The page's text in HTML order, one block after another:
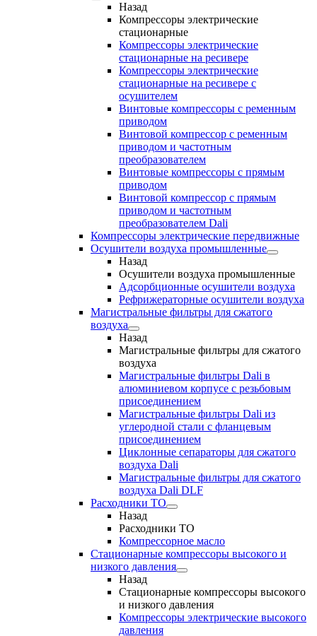
Назад
Компрессоры электрические
стационарные
Компрессоры электрические
стационарные на ресивере
Компрессоры электрические
стационарные на ресивере с
осушителем
Винтовые компрессоры с ременным
приводом
Винтовой компрессор с ременным
приводом и частотным
преобразователем
Винтовые компрессоры с прямым
приводом
Винтовой компрессор с прямым
приводом и частотным
преобразователем Dali
Компрессоры электрические передвижные
Осушители воздуха промышленные
Назад
Осушители воздуха промышленные
Адсорбционные осушители воздуха
Рефрижераторные осушители воздуха
Магистральные фильтры для сжатого
воздуха
Назад
Магистральные фильтры для сжатого
воздуха
Магистральные фильтры Dali в
алюминиевом корпусе с резьбовым
присоединением
Магистральные фильтры Dali из
углеродной стали с фланцевым
присоединением
Циклонные сепараторы для сжатого
воздуха Dali
Магистральные фильтры для сжатого
воздуха Dali DLF
Расходники ТО
Назад
Расходники ТО
Компрессорное масло
Стационарные компрессоры высокого и
низкого давления
Назад
Стационарные компрессоры высокого
и низкого давления
Компрессоры электрические высокого
давления